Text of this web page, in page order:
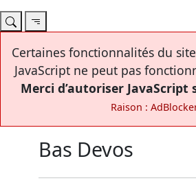
Certaines fonctionnalités du
JavaScript ne peut pas
Merci d’autoriser JavaScript
Raison :
Bas Devos